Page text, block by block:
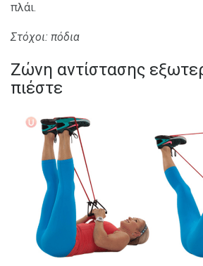
πλάι.
Στόχοι: πόδια
Ζώνη αντίστασης
πιέστε